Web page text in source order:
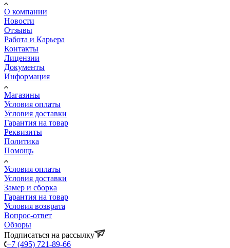
О компании
Новости
Отзывы
Работа и Карьера
Контакты
Лицензии
Документы
Информация
Магазины
Условия оплаты
Условия доставки
Гарантия на товар
Реквизиты
Политика
Помощь
Условия оплаты
Условия доставки
Замер и сборка
Гарантия на товар
Условия возврата
Вопрос-ответ
Обзоры
Подписаться на рассылку
+7 (495) 721-89-66